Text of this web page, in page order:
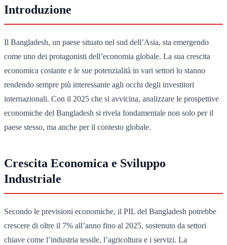
Introduzione
Il Bangladesh, un paese situato nel sud dell’Asia, sta emergendo
come uno dei protagonisti dell’economia globale. La sua crescita
economica costante e le sue potenzialità in vari settori lo stanno
rendendo sempre più interessante agli occhi degli investitori
internazionali. Con il 2025 che si avvicina, analizzare le prospettive
economiche del Bangladesh si rivela fondamentale non solo per il
paese stesso, ma anche per il contesto globale.
Crescita Economica e Sviluppo
Industriale
Secondo le previsioni economiche, il PIL del Bangladesh potrebbe
crescere di oltre il 7% all’anno fino al 2025, sostenuto da settori
chiave come l’industria tessile, l’agricoltura e i servizi. La